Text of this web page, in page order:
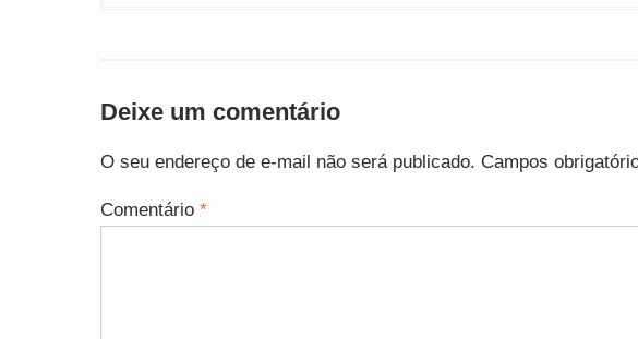
Deixe um comentário
O seu endereço de e-mail não será publicado. Campos
Comentário *